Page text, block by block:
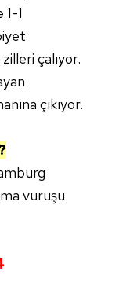
1
çalıyor.
çıkıyor.
vuruşu